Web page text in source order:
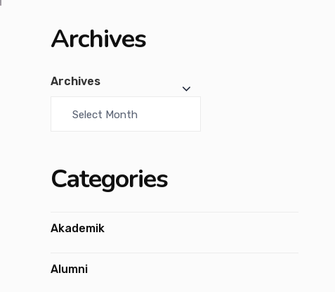
Archives
Archives
Categories
Akademik
Alumni